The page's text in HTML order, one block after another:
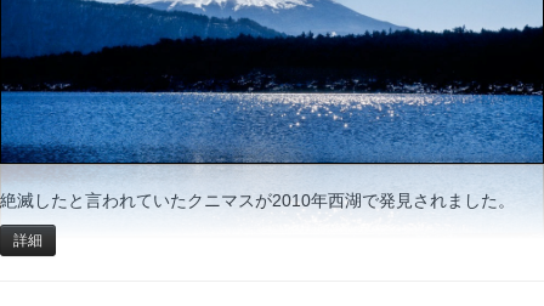
絶滅したと言われていたクニマスが2010年西湖で発見されました。
詳細